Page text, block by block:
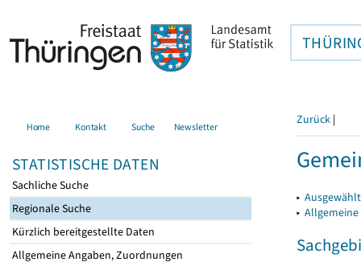
Home Kontakt Suche Newsletter
STATISTISCHE DATEN
Sachliche Suche
Regionale Suche
Kürzlich bereitgestellte Daten
Allgemeine Angaben, Zuordnungen
Zurück |
▸
▸